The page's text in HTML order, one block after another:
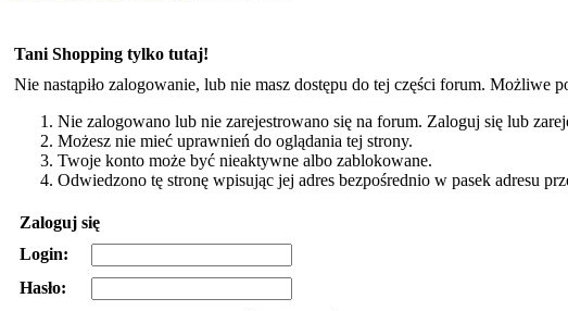
Tani Shopping tylko tutaj!
Nie nastąpiło zalogowanie, lub nie masz dostępu do tej części forum. Możliwe
Nie zalogowano lub nie zarejestrowano się na forum. Zaloguj się lub
Możesz nie mieć uprawnień do oglądania tej strony.
Twoje konto może być nieaktywne albo zablokowane.
Odwiedzono tę stronę wpisując jej adres bezpośrednio w pasek adresu
Zaloguj się
Login:
Hasło: